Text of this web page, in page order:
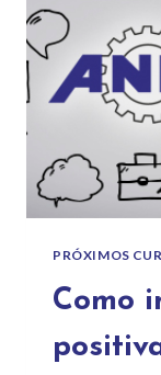
PRÓXIMOS
Como